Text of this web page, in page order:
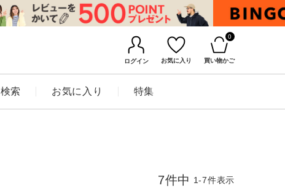
ログイン お気に入り
0
買い物かご
検索 お気に入り 特集
7件中 1-7件表示